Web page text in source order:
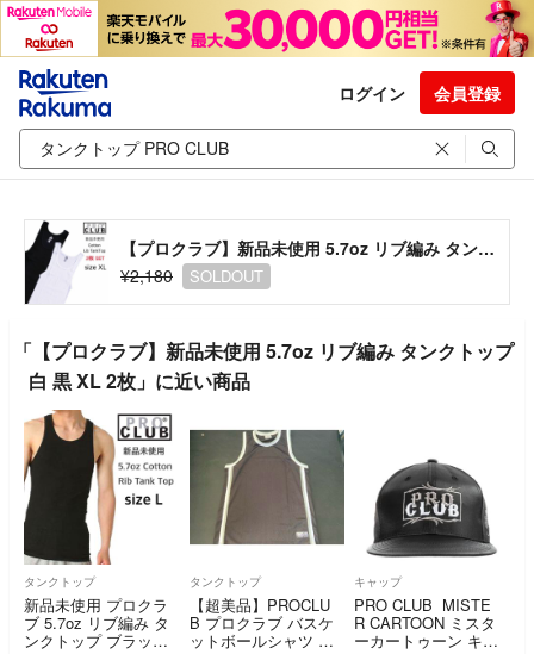
ログイン 会員登録
【プロクラブ】新品未使用 5.7oz リブ編み タンクトップ 白 黒 XL 2枚
¥2,180
SOLDOUT
「【プロクラブ】新品未使用 5.7oz リブ編み タンクトップ
白 黒 XL 2枚」に近い商品
タンクトップ
新品未使用 プロクラ
ブ 5.7oz リブ編み タ
ンクトップ ブラッ
タンクトップ
【超美品】PROCLU
B プロクラブ バスケ
ットボールシャツ ジ
キャップ
PRO CLUB MISTE
R CARTOON ミスタ
ーカートゥーン キャ